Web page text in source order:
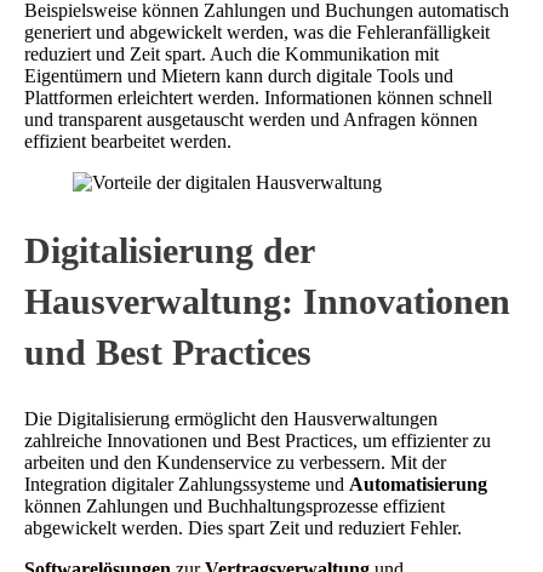
Beispielsweise können Zahlungen und Buchungen automatisch
generiert und abgewickelt werden, was die Fehleranfälligkeit
reduziert und Zeit spart. Auch die Kommunikation mit
Eigentümern und Mietern kann durch digitale Tools und
Plattformen erleichtert werden. Informationen können schnell
und transparent ausgetauscht werden und Anfragen können
effizient bearbeitet werden.
Digitalisierung der
Hausverwaltung: Innovationen
und Best Practices
Die Digitalisierung ermöglicht den Hausverwaltungen
zahlreiche Innovationen und Best Practices, um effizienter zu
arbeiten und den Kundenservice zu verbessern. Mit der
Integration digitaler Zahlungssysteme und Automatisierung
können Zahlungen und Buchhaltungsprozesse effizient
abgewickelt werden. Dies spart Zeit und reduziert Fehler.